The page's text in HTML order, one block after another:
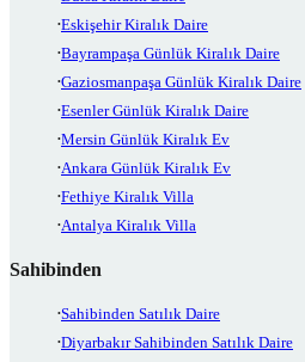
Eskişehir Kiralık Daire
Bayrampaşa Günlük Kiralık Daire
Gaziosmanpaşa Günlük Kiralık Daire
Esenler Günlük Kiralık Daire
Mersin Günlük Kiralık Ev
Ankara Günlük Kiralık Ev
Fethiye Kiralık Villa
Antalya Kiralık Villa
Sahibinden
Sahibinden Satılık Daire
Diyarbakır Sahibinden Satılık Daire